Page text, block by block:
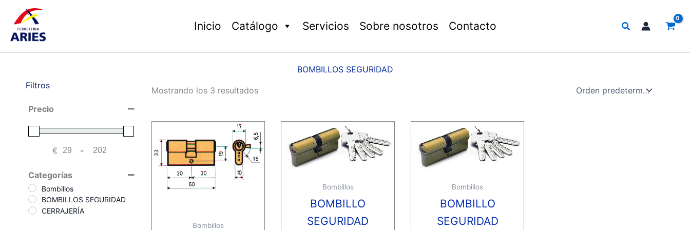
contenido
Inicio Catálogo Servicios Sobre nosotros Contacto Buscar
BOMBILLOS SEGURIDAD
Filtros
Precio
€ Minimum Price
-Maximum Price
Categorías
Bombillos
BOMBILLOS SEGURIDAD
CERRAJERÍA
Mostrando los 3 resultados
Bombillos
Bombillos
BOMBILLO
SEGURIDAD
Bombillos
BOMBILLO
SEGURIDAD